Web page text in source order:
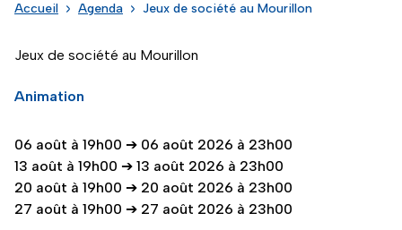
Accueil Agenda Jeux de société au Mourillon
Jeux de société au Mourillon
Animation
06 août à 19h00 ➔ 06 août 2026 à 23h00
13 août à 19h00 ➔ 13 août 2026 à 23h00
20 août à 19h00 ➔ 20 août 2026 à 23h00
27 août à 19h00 ➔ 27 août 2026 à 23h00